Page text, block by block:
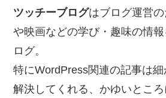
ツッチーブログはブログ運営
や映画などの学び・趣味の情
ログ。
特にWordPress関連の記事は
解決してくれる、かゆいとこ